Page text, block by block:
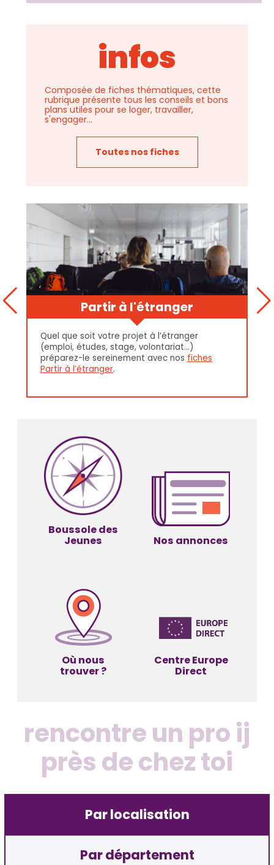
infos
Composée de fiches thématiques, cette
rubrique présente tous les conseils et bons
plans utiles pour se loger, travailler,
s'engager...
Toutes nos fiches
Partir à l'étranger
Quel que soit votre projet à l’étranger
(emploi, études, stage, volontariat…)
préparez-le sereinement avec nos fiches
Partir à l’étranger.
Boussole des
Jeunes Nos annonces
Où nous
trouver ?
Centre Europe
Direct
rencontre un pro ij
près de chez toi
Par localisation
Par département